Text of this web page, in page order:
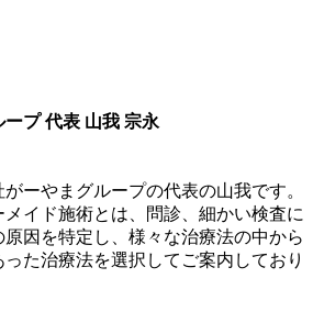
プ 代表 山我 宗永
ーやまグループの代表の山我です。
イド施術とは、問診、細かい検査に
因を特定し、様々な治療法の中から
た治療法を選択してご案内しており